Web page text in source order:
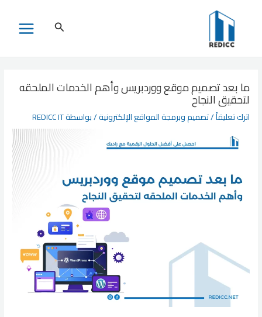
البحث
MAIN
ما بعد تصميم موقع ووردبريس وأهم الخدمات الملحقه
لتحقيق النجاح
اترك تعليقاً/تصميم وبرمجة المواقع الإلكترونية/ بواسطةREDICC IT